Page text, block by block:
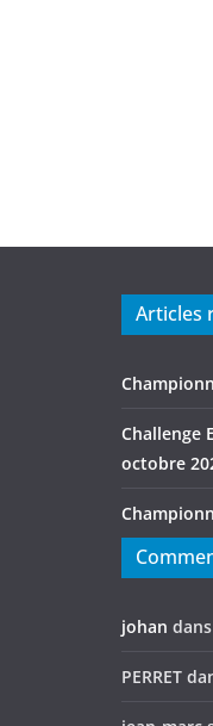
Articles
Challenge
octobre
johan dans
PERRET